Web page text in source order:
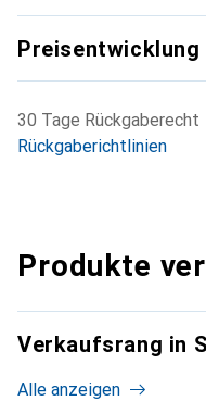
Preisentwicklung
30 Tage Rückgaberecht
Rückgaberichtlinien
Produkte
Verkaufsrang in
Alle anzeigen